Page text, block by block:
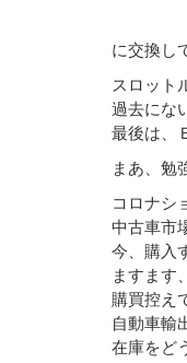
に交換し
スロット
過去にな
最後は、
まあ、勉
コロナシ
中古車市
今、購入
ますます
購買控え
自動車輸
在庫をど